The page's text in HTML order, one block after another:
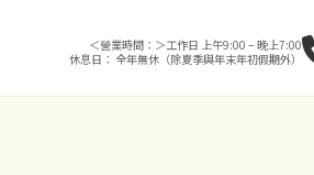
＜營業時間：＞工作日 上午9:00 – 晚上7:00
休息日： 全年無休（除夏季與年末年初假期外）